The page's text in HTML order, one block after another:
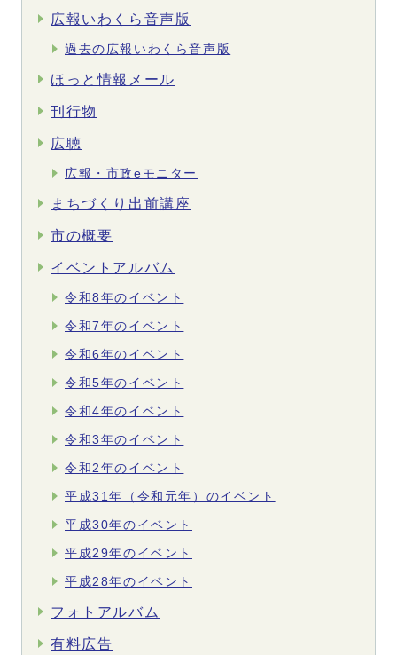
広報いわくら音声版
過去の広報いわくら音声版
ほっと情報メール
刊行物
広聴
広報・市政eモニター
まちづくり出前講座
市の概要
イベントアルバム
令和8年のイベント
令和7年のイベント
令和6年のイベント
令和5年のイベント
令和4年のイベント
令和3年のイベント
令和2年のイベント
平成31年（令和元年）のイベント
平成30年のイベント
平成29年のイベント
平成28年のイベント
フォトアルバム
有料広告